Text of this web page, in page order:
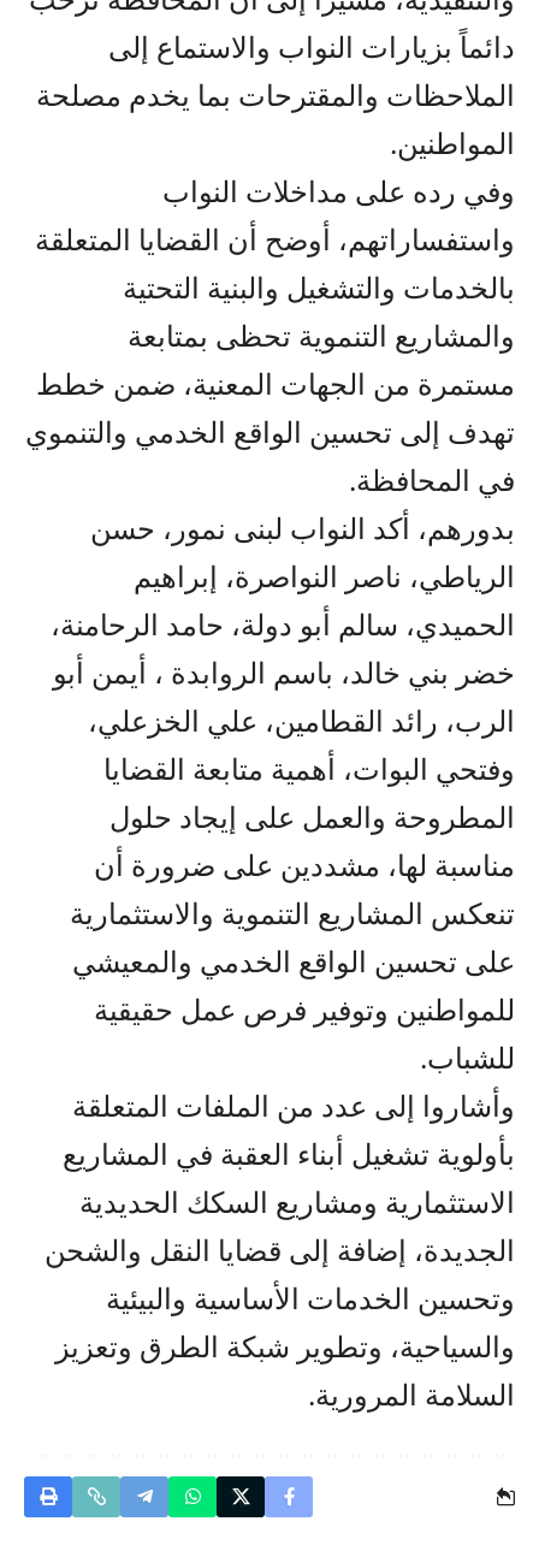
دائماً بزيارات النواب والاستماع إلى
الملاحظات والمقترحات بما يخدم مصلحة
المواطنين.
وفي رده على مداخلات النواب
واستفساراتهم، أوضح أن القضايا المتعلقة
بالخدمات والتشغيل والبنية التحتية
والمشاريع التنموية تحظى بمتابعة
مستمرة من الجهات المعنية، ضمن خطط
تهدف إلى تحسين الواقع الخدمي والتنموي
في المحافظة.
بدورهم، أكد النواب لبنى نمور، حسن
الرياطي، ناصر النواصرة، إبراهيم
الحميدي، سالم أبو دولة، حامد الرحامنة،
خضر بني خالد، باسم الروابدة ، أيمن أبو
الرب، رائد القطامين، علي الخزعلي،
وفتحي البوات، أهمية متابعة القضايا
المطروحة والعمل على إيجاد حلول
مناسبة لها، مشددين على ضرورة أن
تنعكس المشاريع التنموية والاستثمارية
على تحسين الواقع الخدمي والمعيشي
للمواطنين وتوفير فرص عمل حقيقية
للشباب.
وأشاروا إلى عدد من الملفات المتعلقة
بأولوية تشغيل أبناء العقبة في المشاريع
الاستثمارية ومشاريع السكك الحديدية
الجديدة، إضافة إلى قضايا النقل والشحن
وتحسين الخدمات الأساسية والبيئية
والسياحية، وتطوير شبكة الطرق وتعزيز
السلامة المرورية.